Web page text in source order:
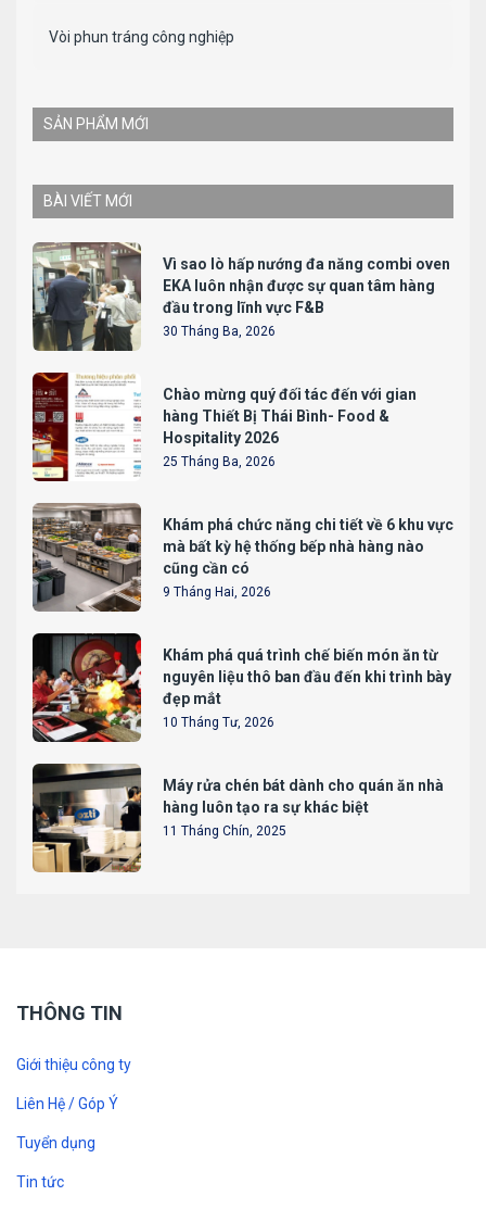
Vòi phun tráng công nghiệp
SẢN PHẨM MỚI
BÀI VIẾT MỚI
Vì sao lò hấp nướng đa năng combi oven
EKA luôn nhận được sự quan tâm hàng
đầu trong lĩnh vực F&B
30 Tháng Ba, 2026
Chào mừng quý đối tác đến với gian
hàng Thiết Bị Thái Bình- Food &
Hospitality 2026
25 Tháng Ba, 2026
Khám phá chức năng chi tiết về 6 khu vực
mà bất kỳ hệ thống bếp nhà hàng nào
cũng cần có
9 Tháng Hai, 2026
Khám phá quá trình chế biến món ăn từ
nguyên liệu thô ban đầu đến khi trình bày
đẹp mắt
10 Tháng Tư, 2026
Máy rửa chén bát dành cho quán ăn nhà
hàng luôn tạo ra sự khác biệt
11 Tháng Chín, 2025
THÔNG TIN
Giới thiệu công ty
Liên Hệ / Góp Ý
Tuyển dụng
Tin tức